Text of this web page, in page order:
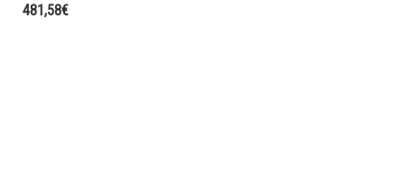
481,58€